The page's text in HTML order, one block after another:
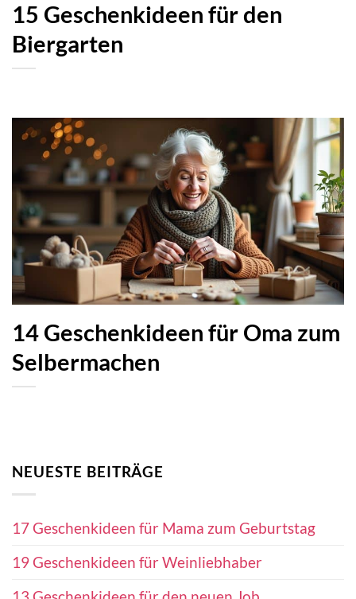
15 Geschenkideen für den
Biergarten
14 Geschenkideen für Oma zum
Selbermachen
NEUESTE BEITRÄGE
17 Geschenkideen für Mama zum Geburtstag
19 Geschenkideen für Weinliebhaber